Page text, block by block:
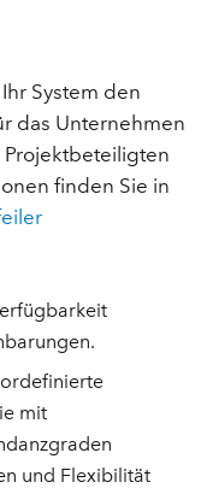
System den
das Unternehmen
Projektbeteiligten
finden Sie in
mit
und Flexibilität